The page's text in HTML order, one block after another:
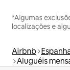
*Algumas
localizações e
Airbnb
Aluguéis